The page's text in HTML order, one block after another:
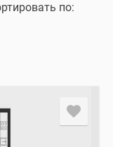
по: